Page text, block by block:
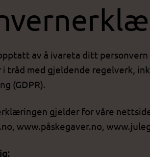
av å ivareta ditt
tråd med gjeldende regelverk,
(GDPR).
gjelder for våre
www.påskegaver.no,